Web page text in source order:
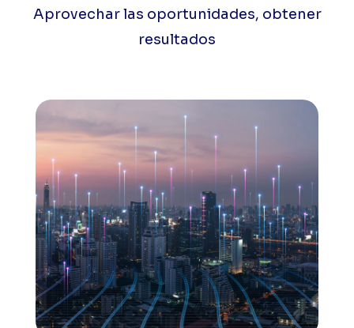
Aprovechar las oportunidades, obtener
resultados